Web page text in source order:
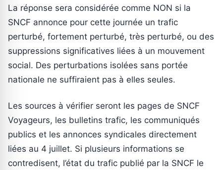
La réponse sera considérée comme NON si la
SNCF annonce pour cette journée un trafic
perturbé, fortement perturbé, très perturbé, ou des
suppressions significatives liées à un mouvement
social. Des perturbations isolées sans portée
nationale ne suffiraient pas à elles seules.
Les sources à vérifier seront les pages de SNCF
Voyageurs, les bulletins trafic, les communiqués
publics et les annonces syndicales directement
liées au 4 juillet. Si plusieurs informations se
contredisent, l’état du trafic publié par la SNCF le